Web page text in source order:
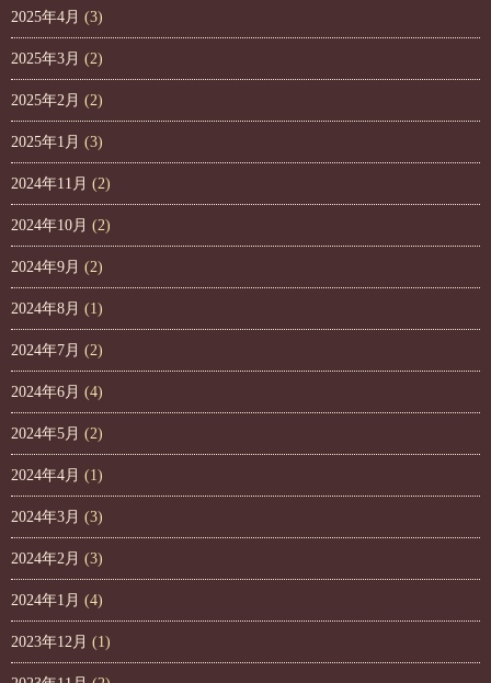
2025年4月 (3)
2025年3月 (2)
2025年2月 (2)
2025年1月 (3)
2024年11月 (2)
2024年10月 (2)
2024年9月 (2)
2024年8月 (1)
2024年7月 (2)
2024年6月 (4)
2024年5月 (2)
2024年4月 (1)
2024年3月 (3)
2024年2月 (3)
2024年1月 (4)
2023年12月 (1)